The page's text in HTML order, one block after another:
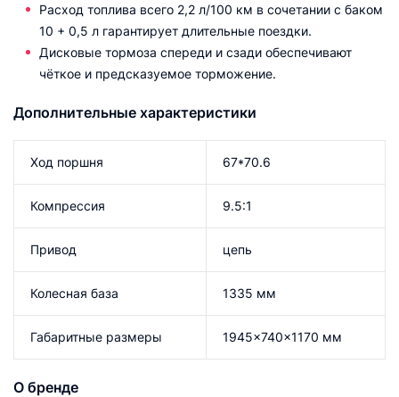
Расход топлива всего 2,2 л/100 км в сочетании с баком
10 + 0,5 л гарантирует длительные поездки.
Дисковые тормоза спереди и сзади обеспечивают
чёткое и предсказуемое торможение.
Дополнительные характеристики
Ход поршня 67*70.6
Компрессия 9.5:1
Привод цепь
Колесная база 1335 мм
Габаритные размеры 1945x740x1170 мм
О бренде